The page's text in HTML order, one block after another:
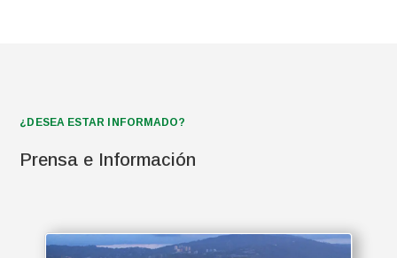
¿DESEA ESTAR INFORMADO?
Prensa e Información